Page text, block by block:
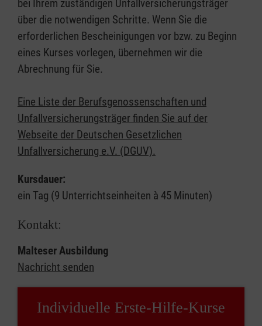
bei Ihrem zuständigen Unfallversicherungsträger
über die notwendigen Schritte. Wenn Sie die
erforderlichen Bescheinigungen vor bzw. zu Beginn
eines Kurses vorlegen, übernehmen wir die
Abrechnung für Sie.
Eine Liste der Berufsgenossenschaften und
Unfallversicherungsträger finden Sie auf der
Webseite der Deutschen Gesetzlichen
Unfallversicherung e.V. (DGUV).
Kursdauer:
ein Tag (9 Unterrichtseinheiten à 45 Minuten)
Kontakt:
Malteser Ausbildung
Nachricht senden
Individuelle Erste-Hilfe-Kurse